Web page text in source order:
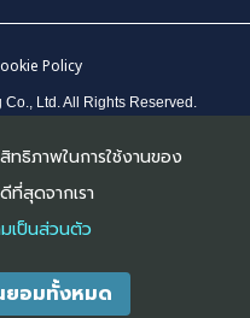
Policy
Ltd. All Rights Reserved.
ทธิภาพในการใช้งานของ
ที่สุดจากเรา
เป็นส่วนตัว
ยอมทั้งหมด